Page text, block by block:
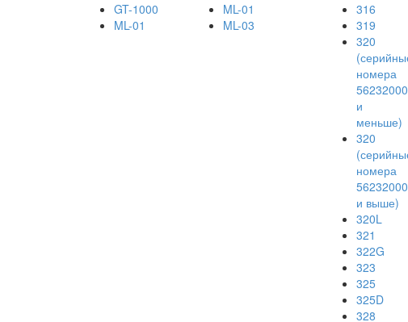
GT-1000
ML-01
ML-01
ML-03
316
319
320
номера
и
меньше)
320
номера
и выше)
320L
321
322G
323
325
325D
328